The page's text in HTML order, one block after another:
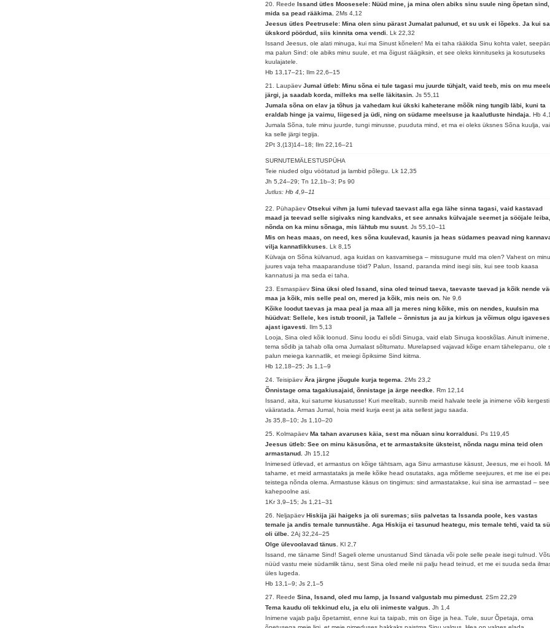
20. ReedeIssand ütles Moosesele: Nüüd mine, ja mina olen abiks sinu suule ning õpetan sind,
mida sa pead rääkima.2Ms 4,12
Jeesus ütles Peetrusele: Mina olen sinu pärast Jumalat palunud, et su usk ei lõpeks. Ja kui sa
ükskord pöördud, siis kinnita oma vendi.Lk 22,32
Issand Jeesus, ole alati minuga, kui ma Sinust kõnelen! Ma ei taha rääkida Sinu kohta valet,
ma palun Sind: ole abiks minu suule, et ma õigust räägiksin, et see oleks kinnituseks ja kosutuseks
kuulajatele.
Hb 13,17–21; Ilm 22,6–15
21. LaupäevJumal ütleb: Minu sõna ei tule tagasi mu juurde tühjalt, vaid teeb, mis on mu
järgi, ja saadab korda, milleks ma selle läkitasin.Js 55,11
Jumala sõna on elav ja tõhus ja vahedam kui ükski kaheterane mõõk ning tungib läbi, kuni ta
eraldab hinge ja vaimu, liigesed ja üdi, ning on südame meelsuse ja kaalutluste hindaja.Hb
Jumala Sõna, tule minu juurde, tungi minusse, puuduta mind, et ma ei oleks üksnes Sõna kuulja,
ka selle järgi tegija.
2Pt 3,(13)14–18; Ilm 22,16–21
SURNUTEMÄLESTUSPÜHA
Teie niuded olgu vöötatud ja lambid põlegu.Lk 12,35
Jh 5,24–29; Tn 12,1b–3; Ps 90
Jutlus: Hb 4,9–11
22. PühapäevOtsekui vihm ja lumi tulevad taevast alla ega lähe sinna tagasi, vaid kastavad
maad ja teevad selle sigivaks ning kandvaks, et see annaks külvajale seemet ja sööjale leiba,
nõnda on ka minu sõnaga, mis lähtub mu suust.Js 55,10–11
Mis on heas maas, on need, kes sõna kuulevad, kaunis ja heas südames peavad ning
vilja kannatlikkuses.Lk 8,15
Külvaja on Sõna külvanud, aga kuidas on kasvamisega – missugune muld ma olen? Vahest on minu
juures vaja teha maaparanduse töid? Palun, Issand, paranda mind isegi siis, kui see toob kaasa
kannatusi ja ma seda ei taha.
23. EsmaspäevSina üksi oled Issand, sina oled teinud taeva, taevaste taevad ja kõik nende
maa ja kõik, mis selle peal on, mered ja kõik, mis neis on.Ne 9,6
Kõike loodut taevas ja maa peal ja maa all ja meres ning kõike, mis on nendes, kuulsin ma
hüüdvat: Sellele, kes istub troonil, ja Tallele – õnnistus ja au ja kirkus ja võimus olgu
ajast igavesti. Ilm 5,13
Looja, Sina oled kõik loonud. Sinu loodu ei sõdi Sinuga, vaid elab Sinuga kooskõlas. Ainult inimene,
tema sõdib ja tahab olla oma Jumalast sõltumatu. Murelapsed vajavad kõige enam tähelepanu, ole
palun meiega kannatlik, et meiegi õpiksime Sind kiitma.
Hb 12,18–25; Js 1,1–9
24. TeisipäevÄra järgne jõugule kurja tegema.2Ms 23,2
Õnnistage oma tagakiusajaid, õnnistage ja ärge needke.Rm 12,14
Issand, aita, kui satume kiusatusse! Kuri meelitab, sunnib meid halvale teele ja inimene võib kergesti
vääratada. Armas Jumal, hoia meid kurja eest ja aita sellest jagu saada.
Js 35,8–10; Js 1,10–20
25. KolmapäevMa tahan avaruses käia, sest ma nõuan sinu korraldusi.Ps 119,45
Jeesus ütleb: See on minu käsusõna, et te armastaksite üksteist, nõnda nagu mina teid olen
armastanud.Jh 15,12
Inimesed ütlevad, et armastus on kõige tähtsam, aga Sinu armastuse käsust, Jeesus, me ei hooli.
tahame, et meid armastataks ja meile kõike head osutataks, aga mõtleme seejuures, et me ise ei
teistega nõnda olema. Armastuse käsus on tingimus: sind armastatakse, kui sina ise armastad –
kahepoolne asi.
1Kr 3,9–15; Js 1,21–31
26. NeljapäevHiskija jäi haigeks ja oli suremas; siis palvetas ta Issanda poole, kes vastas
temale ja andis temale tunnustähe. Aga Hiskija ei tasunud heategu, mis temale tehti, vaid ta
oli ülbe.2Aj 32,24–25
Olge ülevoolavad tänus.Kl 2,7
Issand, me täname Sind! Sageli oleme unustanud Sind tänada või pole selle peale isegi tulnud.
nüüd vastu meie südamlik tänu, sest Sina oled meile nii palju head teinud, et me ei suuda seda
üles lugeda.
Hb 13,1–9; Js 2,1–5
27. ReedeSina, Issand, oled mu lamp, ja Issand valgustab mu pimedust.2Sm 22,29
Tema kaudu oli tekkinud elu, ja elu oli inimeste valgus.Jh 1,4
Inimene vajab palju õpetamist, enne kui ta taipab, mis on õige ja hea. Tule, suur Õpetaja, oma